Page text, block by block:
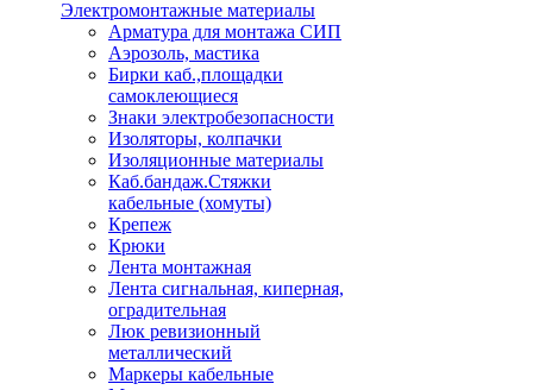
Электромонтажные материалы
Арматура для монтажа СИП
Аэрозоль, мастика
Бирки каб.,площадки
самоклеющиеся
Знаки электробезопасности
Изоляторы, колпачки
Изоляционные материалы
Каб.бандаж.Стяжки
кабельные (хомуты)
Крепеж
Крюки
Лента монтажная
Лента сигнальная, киперная,
оградительная
Люк ревизионный
металлический
Маркеры кабельные